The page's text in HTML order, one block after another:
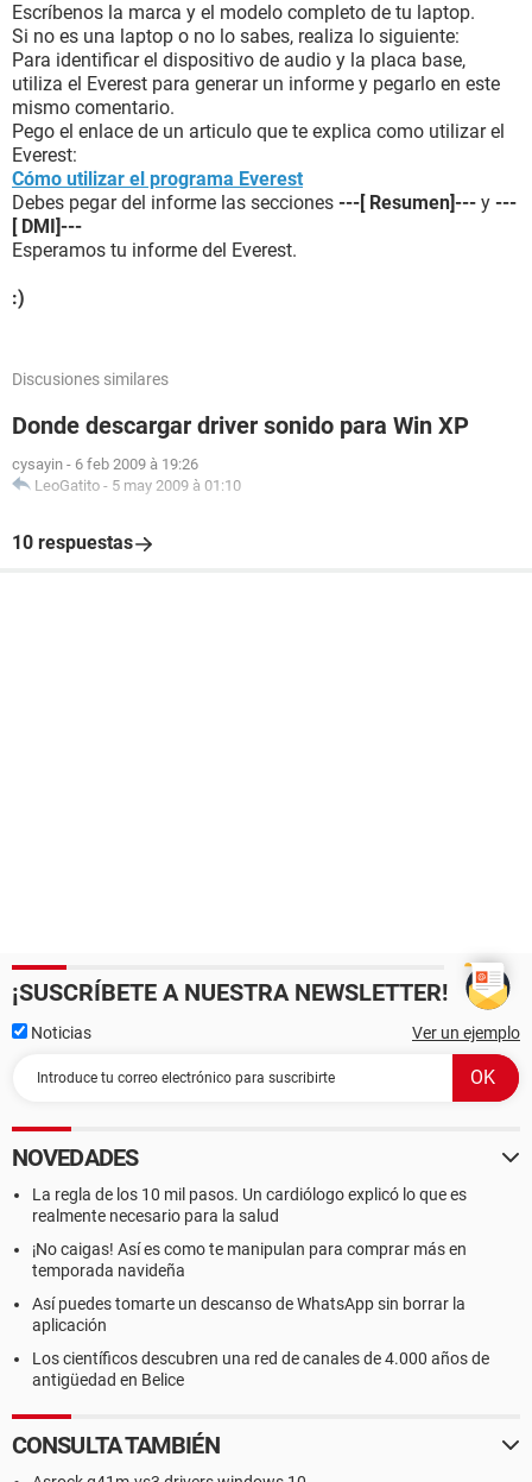
Escríbenos la marca y el modelo completo de tu laptop.
Si no es una laptop o no lo sabes, realiza lo siguiente:
Para identificar el dispositivo de audio y la placa base,
utiliza el Everest para generar un informe y pegarlo en este
mismo comentario.
Pego el enlace de un articulo que te explica como utilizar el
Everest:
Cómo utilizar el programa Everest
Debes pegar del informe las secciones ---[ Resumen]--- y ---
[ DMI]---
Esperamos tu informe del Everest.
:)
Discusiones similares
Donde descargar driver sonido para Win XP
cysayin - 6 feb 2009 à 19:26
LeoGatito - 5 may 2009 à 01:10
10 respuestas
¡SUSCRÍBETE A NUESTRA NEWSLETTER!
Noticias Ver un ejemplo
NOVEDADES
La regla de los 10 mil pasos. Un cardiólogo explicó lo que es
realmente necesario para la salud
¡No caigas! Así es como te manipulan para comprar más en
temporada navideña
Así puedes tomarte un descanso de WhatsApp sin borrar la
aplicación
Los científicos descubren una red de canales de 4.000 años de
antigüedad en Belice
CONSULTA TAMBIÉN